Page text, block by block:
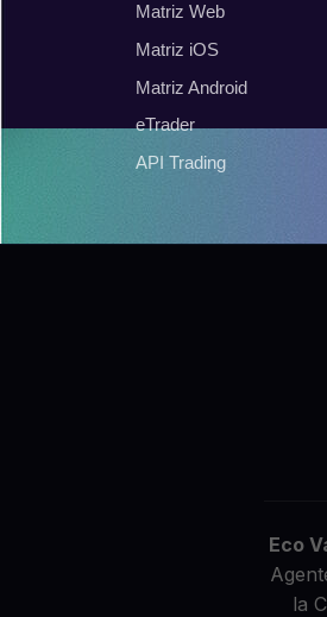
Matriz Web
Matriz iOS
Matriz Android
eTrader
API Trading
Eco
la